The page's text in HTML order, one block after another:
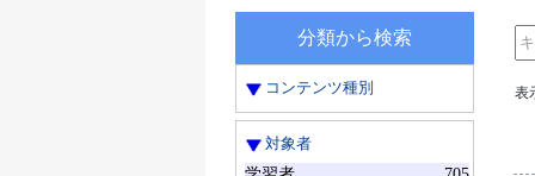
分類から検索
コンテンツ種別
対象者
表